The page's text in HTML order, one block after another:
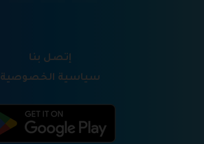
إتصل بنا
سياسية الخصوصية